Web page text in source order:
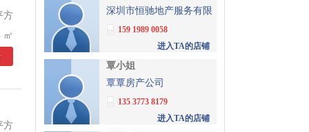
方
㎡
方
深圳市恒驰地产服务有限
公司159 1989 0058
进入TA的店铺
覃小姐
覃覃房产公司
135 3773 8179
进入TA的店铺